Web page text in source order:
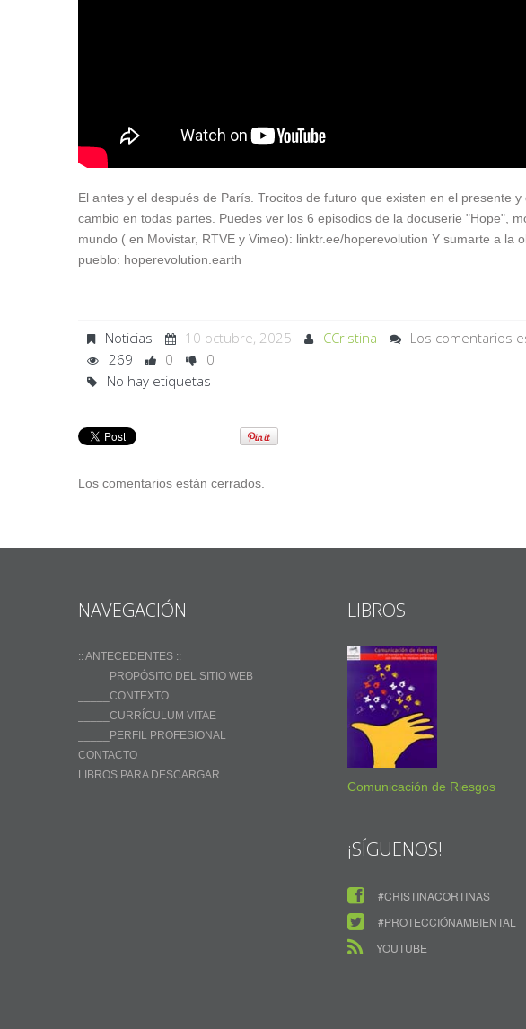
El antes y el después de París. Trocitos de futuro que existen en el presente
cambio en todas partes. Puedes ver los 6 episodios de la docuserie "Hope",
mundo ( en Movistar, RTVE y Vimeo): linktr.ee/hoperevolution Y sumarte a la
pueblo: hoperevolution.earth
Noticias 10 octubre, 2025 CCristina
Los comentarios
269
0
0
No hay etiquetas
Los comentarios están cerrados.
NAVEGACIÓN
:: ANTECEDENTES ::
_____PROPÓSITO DEL SITIO WEB
_____CONTEXTO
_____CURRÍCULUM VITAE
_____PERFIL PROFESIONAL
CONTACTO
LIBROS PARA DESCARGAR
LIBROS
Comunicación de Riesgos
¡SÍGUENOS!
#CRISTINACORTINAS
#PROTECCIÓNAMBIENTAL
YOUTUBE